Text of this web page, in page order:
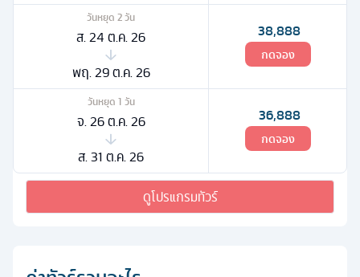
วันหยุด 2วัน
ส. 24 ต.ค. 26
พฤ. 29 ต.ค. 26
38,888
กดจอง
วันหยุด 1 วัน
จ. 26 ต.ค. 26
ส. 31 ต.ค. 26
36,888
กดจอง
ดูโปรแกรมทัวร์